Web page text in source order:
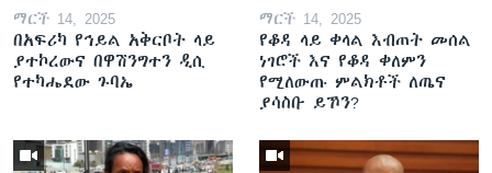
ማርች 14, 2025
በአፍሪካ የኅይል አቅርቦት ላይ
ያተኮረውና በዋሽንግተን ዲሲ
የተካሔደው ጉባኤ
ማርች 14, 2025
የቆዳ ላይ ቀላል እብጠት መሰል
ነገሮች እና የቆዳ ቀለምን
የሚለውጡ ምልክቶች ለጤና
ያሳስቡ ይኾን?